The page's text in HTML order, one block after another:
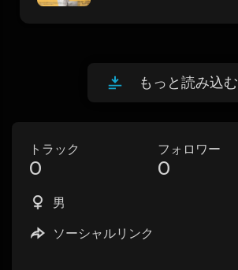
もっと読み込む
トラック
0
フォロワー
0
男
ソーシャルリンク